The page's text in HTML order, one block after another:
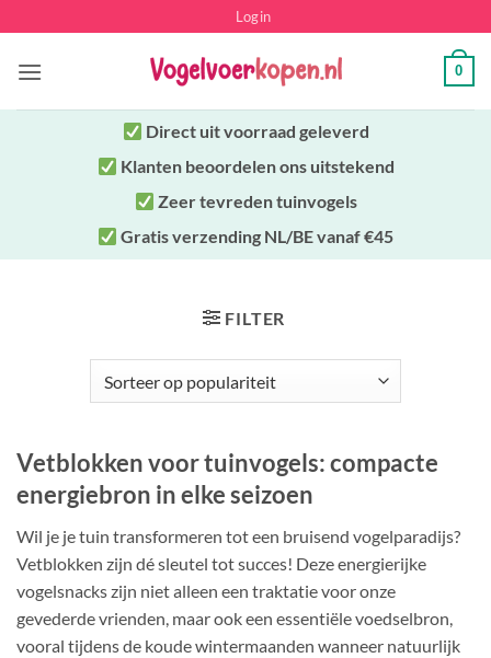
naar
inhoud
Login
0
Direct uitvoorraad geleverd
Klanten beoordelen ons uitstekend
Zeer tevreden tuinvogels
Gratis verzending NL/BE vanaf €45
FILTER
Vetblokken voor tuinvogels: compacte
energiebron in elke seizoen
Wil je je tuin transformeren tot een bruisend vogelparadijs?
Vetblokken zijn dé sleutel tot succes! Deze energierijke
vogelsnacks zijn niet alleen een traktatie voor onze
gevederde vrienden, maar ook een essentiële voedselbron,
vooral tijdens de koude wintermaanden wanneer natuurlijk